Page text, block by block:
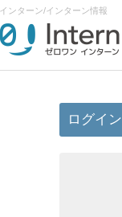
インターン/インターン情報
ログイン